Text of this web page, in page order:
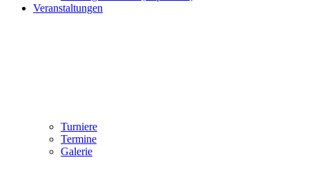
Veranstaltungen
Turniere
Termine
Galerie